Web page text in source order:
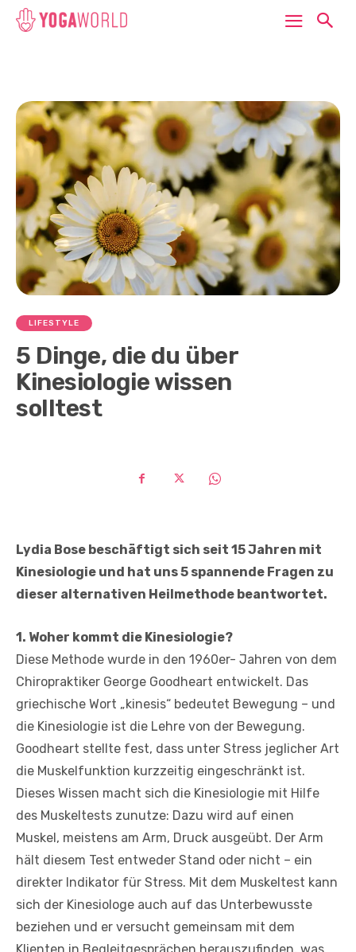
LIFESTYLE
5 Dinge, die du über
Kinesiologie wissen
solltest
Lydia Bose beschäftigt sich seit 15 Jahren mit
Kinesiologie und hat uns 5 spannende Fragen zu
dieser alternativen Heilmethode beantwortet.
1. Woher kommt die Kinesiologie?
Diese Methode wurde in den 1960er- Jahren von dem
Chiropraktiker George Goodheart entwickelt. Das
griechische Wort „kinesis“ bedeutet Bewegung – und
die Kinesiologie ist die Lehre von der Bewegung.
Goodheart stellte fest, dass unter Stress jeglicher Art
die Muskelfunktion kurzzeitig eingeschränkt ist.
Dieses Wissen macht sich die Kinesiologie mit Hilfe
des Muskeltests zunutze: Dazu wird auf einen
Muskel, meistens am Arm, Druck ausgeübt. Der Arm
hält diesem Test entweder Stand oder nicht – ein
direkter Indikator für Stress. Mit dem Muskeltest kann
sich der Kinesiologe auch auf das Unterbewusste
beziehen und er versucht gemeinsam mit dem